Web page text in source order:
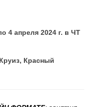
4 апреля 2024 г. в ЧТ
Красный